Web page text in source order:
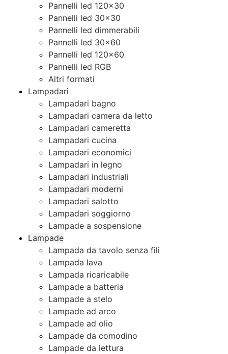
Pannelli led 120×30
Pannelli led 30×30
Pannelli led dimmerabili
Pannelli led 30×60
Pannelli led 120×60
Pannelli led RGB
Altri formati
Lampadari
Lampadari bagno
Lampadari camera da letto
Lampadari cameretta
Lampadari cucina
Lampadari economici
Lampadari in legno
Lampadari industriali
Lampadari moderni
Lampadari salotto
Lampadari soggiorno
Lampade a sospensione
Lampade
Lampada da tavolo senza fili
Lampada lava
Lampada ricaricabile
Lampade a batteria
Lampade a stelo
Lampade ad arco
Lampade ad olio
Lampade da comodino
Lampade da lettura